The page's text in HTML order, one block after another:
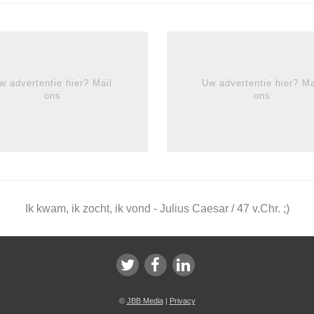
advertentie hier? Mail
ons
Uw advertentie hier?
ons
Ik kwam, ik zocht, ik vond - Julius Caesar / 47 v.Chr. ;)
© JBB Media| Privacy